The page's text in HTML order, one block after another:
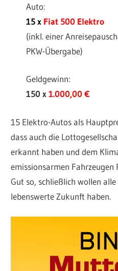
Auto:
15 x Fiat 500 Elektro
(inkl. einer
PKW-Übergabe)
Geldgewinn:
150 x1.000,00 €
15 Elektro-Autos als
dass auch die
erkannt haben und dem
emissionsarmen Fahrzeugen
Gut so, schließlich wollen
lebenswerte Zukunft haben.